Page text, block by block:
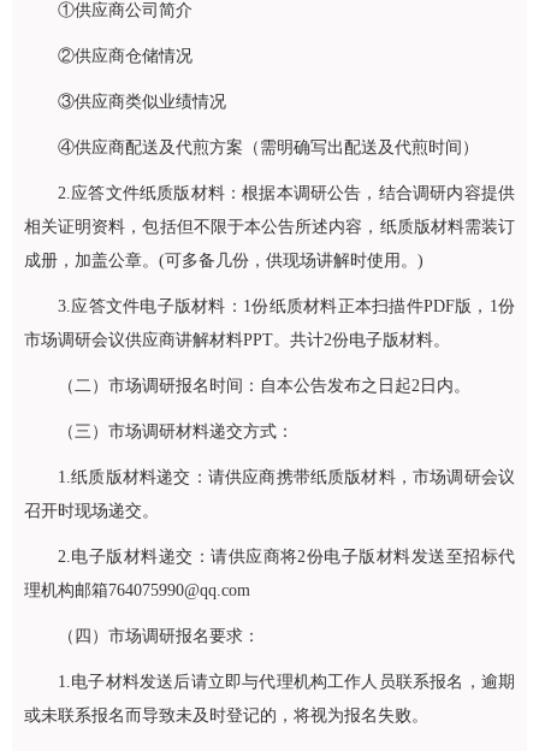
①供应商公司简介
②供应商仓储情况
③供应商类似业绩情况
④供应商配送及代煎方案（需明确写出配送及代煎时间）
2.应答文件纸质版材料：根据本调研公告，结合调研内容提供
相关证明资料，包括但不限于本公告所述内容，纸质版材料需装订
成册，加盖公章。(可多备几份，供现场讲解时使用。)
3.应答文件电子版材料：1份纸质材料正本扫描件PDF版，1份
市场调研会议供应商讲解材料PPT。共计2份电子版材料。
（二）市场调研报名时间：自本公告发布之日起2日内。
（三）市场调研材料递交方式：
1.纸质版材料递交：请供应商携带纸质版材料，市场调研会议
召开时现场递交。
2.电子版材料递交：请供应商将2份电子版材料发送至招标代
理机构邮箱764075990@qq.com
（四）市场调研报名要求：
1.电子材料发送后请立即与代理机构工作人员联系报名，逾期
或未联系报名而导致未及时登记的，将视为报名失败。